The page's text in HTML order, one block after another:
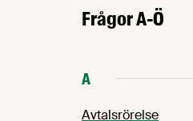
Frågor A-Ö
A
Avtalsrörelse